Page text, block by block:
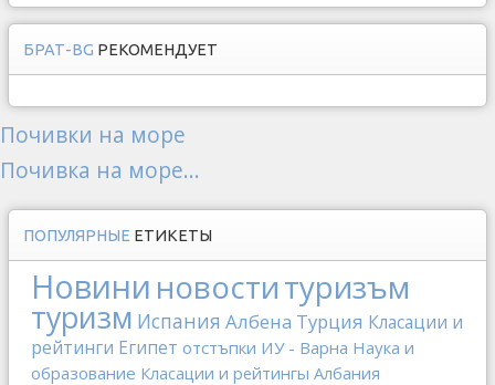
БРАТ-BG РЕКОМЕНДУЕТ
Почивки на море
Почивка на море...
ПОПУЛЯРНЫЕ ЕТИКЕТЫ
Новини новоституризъм
туризм Испания Албена Турция Класации и
рейтинги Египет отстъпки ИУ - Варна Наука и
образование Класации и рейтингы Албания